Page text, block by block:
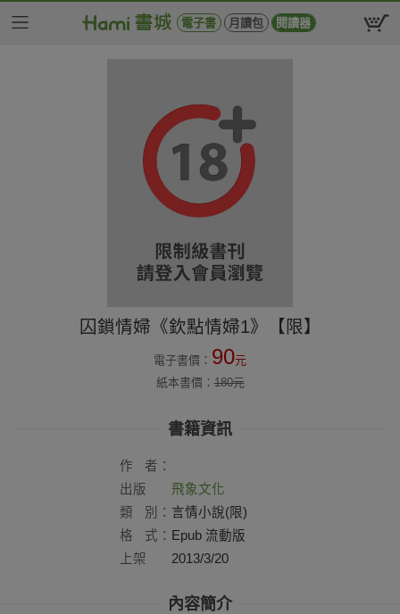
電子書 月讀包 閱讀器
囚鎖情婦《欽點情婦1》【限】
電子書價： 90元
紙本書價：180元
書籍資訊
作
者：
出版
社：
飛象文化
類
別： 言情小說(限)
格
式： Epub 流動版
上架
2013/3/20
內容簡介